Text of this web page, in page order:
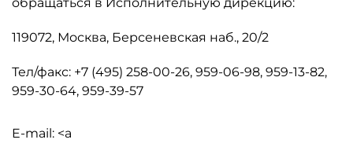
119072, Москва, Берсеневская наб., 20/2
Тел/факс: +7 (495) 258-00-26, 959-06-98, 959-13-82,
959-30-64, 959-39-57
E-mail: <a